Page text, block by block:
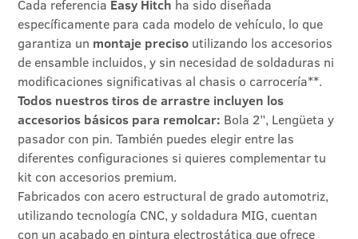
Cada referencia Easy Hitch ha sido diseñada
específicamente para cada modelo de vehículo, lo que
garantiza un montaje preciso utilizando los accesorios
de ensamble incluidos, y sin necesidad de soldaduras ni
modificaciones significativas al chasis o carrocería**.
Todos nuestros tiros de arrastre incluyen los
accesorios básicos para remolcar: Bola 2”, Lengüeta y
pasador con pin. También puedes elegir entre las
diferentes configuraciones si quieres complementar tu
kit con accesorios premium.
Fabricados con acero estructural de grado automotriz,
utilizando tecnología CNC, y soldadura MIG, cuentan
con un acabado en pintura electrostática que ofrece